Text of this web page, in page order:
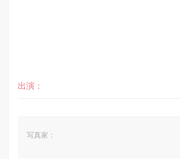
出演：
写真家：